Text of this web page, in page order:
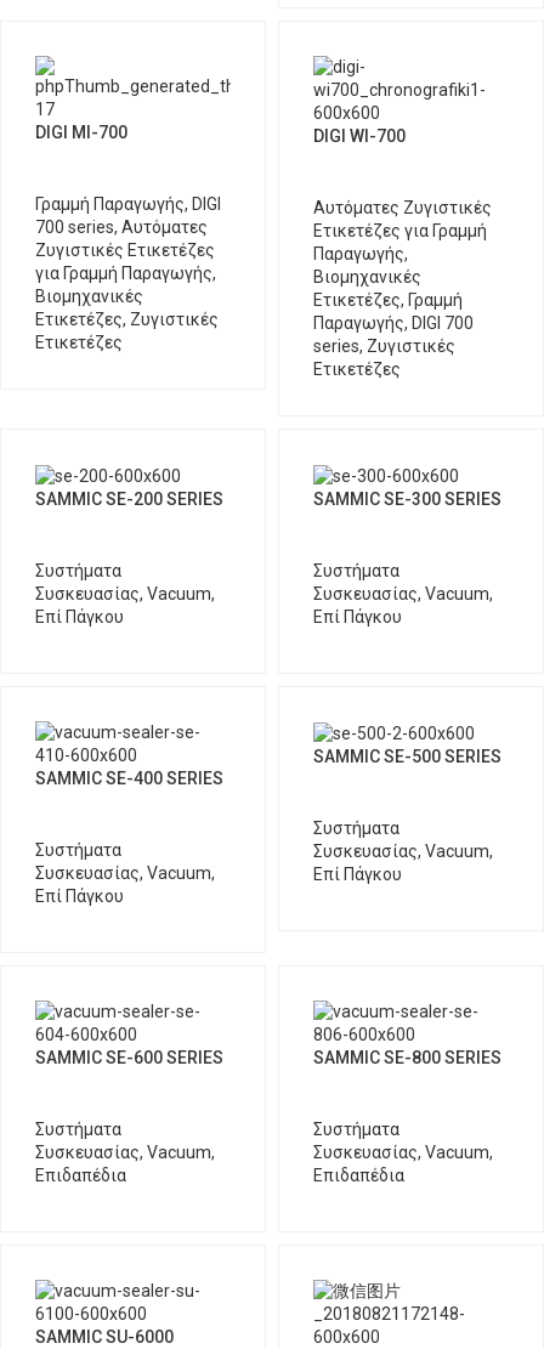
DIGI MI-700
Γραμμή Παραγωγής, DIGI
700 series, Αυτόματες
Ζυγιστικές Ετικετέζες
για Γραμμή Παραγωγής,
Βιομηχανικές
Ετικετέζες, Ζυγιστικές
Ετικετέζες
DIGI WI-700
Αυτόματες Ζυγιστικές
Ετικετέζες για Γραμμή
Παραγωγής,
Βιομηχανικές
Ετικετέζες, Γραμμή
Παραγωγής, DIGI 700
series, Ζυγιστικές
Ετικετέζες
SAMMIC SE-200 SERIES
Συστήματα
Συσκευασίας, Vacuum,
Επί Πάγκου
SAMMIC SE-300 SERIES
Συστήματα
Συσκευασίας, Vacuum,
Επί Πάγκου
SAMMIC SE-400 SERIES
Συστήματα
Συσκευασίας, Vacuum,
Επί Πάγκου
SAMMIC SE-500 SERIES
Συστήματα
Συσκευασίας, Vacuum,
Επί Πάγκου
SAMMIC SE-600 SERIES
Συστήματα
Συσκευασίας, Vacuum,
Επιδαπέδια
SAMMIC SE-800 SERIES
Συστήματα
Συσκευασίας, Vacuum,
Επιδαπέδια
SAMMIC SU-6000